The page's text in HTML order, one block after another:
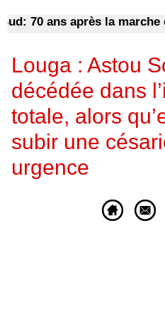
ans après la marche de
Louga : Astou
décédée dans
totale, alors
subir une
urgence